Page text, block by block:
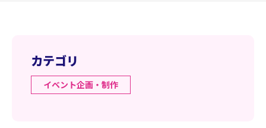
カテゴリ
イベント企画・制作